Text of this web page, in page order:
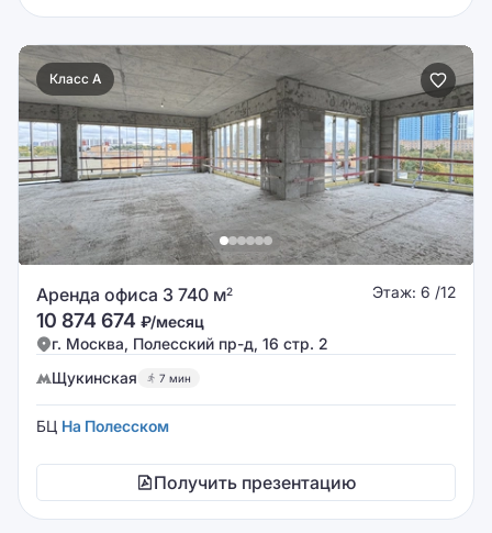
Класс A
Аренда офиса 3 740 м2 Этаж: 6 /12
10 874 674 ₽/месяц
г. Москва, Полесский пр-д, 16 стр. 2
Щукинская
7 мин
БЦ На Полесском
Получить презентацию